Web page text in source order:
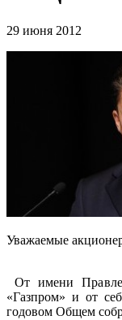
29 июня 2012
Уважаемые
От имени
«Газпром» и от
годовом Общем